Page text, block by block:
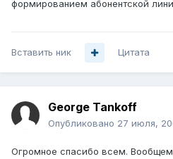
формированием абонентской
Вставить ник Цитата
George Tankoff
Опубликовано 27 июля,
Огромное спасибо всем.